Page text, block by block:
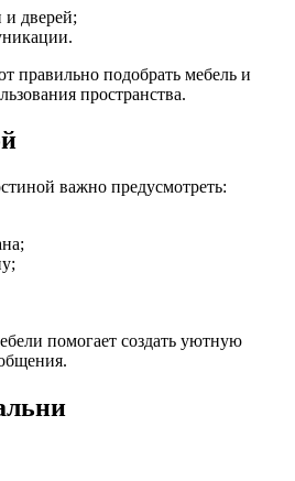
и дверей;
правильно подобрать мебель и
пространства.
важно предусмотреть:
помогает создать уютную